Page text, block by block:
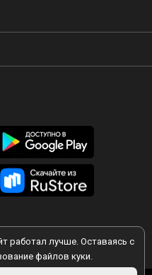
работал лучше. Оставаясь с
файлов куки.